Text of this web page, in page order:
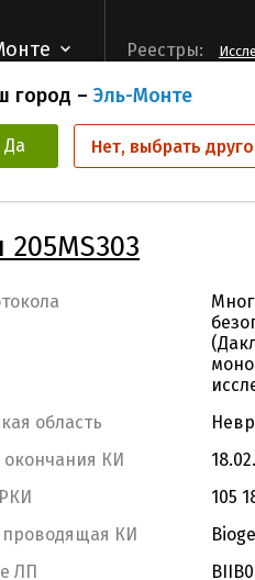
город – Эль-Монте
Да Нет, выбрать
Реестры:
исследований
205MS303
область
окончания КИ
105
проводящая КИ
ЛП